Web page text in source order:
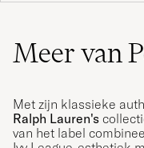
Meer van
Met zijn klassieke
Ralph Lauren's
van het label